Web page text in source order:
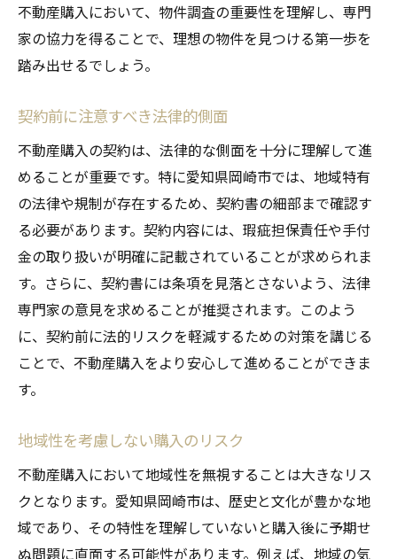
契約プロセスでのよくある問題
地域特有の問い合わせとその回答
購入後のトラブル対応策
安心して不動産購入を進めるための専門家のア
信頼できる専門家の選び方
専門家が教える市場の見通し
購入プロセスでの注意点とアドバイス
法律相談の重要性とその活用法
不動産購入後のフォローアップ体制
専門家に聞く失敗しない購入計画
不動産購入において、物件調査の重要性を理解し、専門
家の協力を得ることで、理想の物件を見つける第一歩を
踏み出せるでしょう。
契約前に注意すべき法律的側面
不動産購入の契約は、法律的な側面を十分に理解して進
めることが重要です。特に愛知県岡崎市では、地域特有
の法律や規制が存在するため、契約書の細部まで確認す
る必要があります。契約内容には、瑕疵担保責任や手付
金の取り扱いが明確に記載されていることが求められま
す。さらに、契約書には条項を見落とさないよう、法律
専門家の意見を求めることが推奨されます。このよう
に、契約前に法的リスクを軽減するための対策を講じる
ことで、不動産購入をより安心して進めることができま
す。
地域性を考慮しない購入のリスク
不動産購入において地域性を無視することは大きなリス
クとなります。愛知県岡崎市は、歴史と文化が豊かな地
域であり、その特性を理解していないと購入後に予期せ
ぬ問題に直面する可能性があります。例えば、地域の気